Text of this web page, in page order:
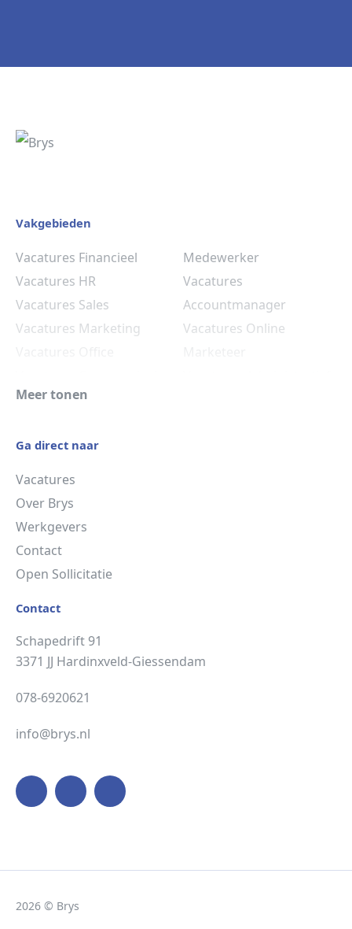
Vakgebieden
Vacatures Financieel
Vacatures HR
Vacatures Sales
Vacatures Marketing
Medewerker
Medewerker
Vacatures
Accountmanager
Vacatures Online
Meer tonen
Ga direct naar
Vacatures
Over Brys
Werkgevers
Contact
Open Sollicitatie
Contact
Schapedrift 91
3371 JJ Hardinxveld-Giessendam
078-6920621
info@brys.nl
2026 © Brys